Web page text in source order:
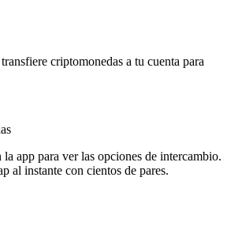
criptomonedas a tu cuenta para
app para ver las opciones de intercambio.
al instante con cientos de pares.